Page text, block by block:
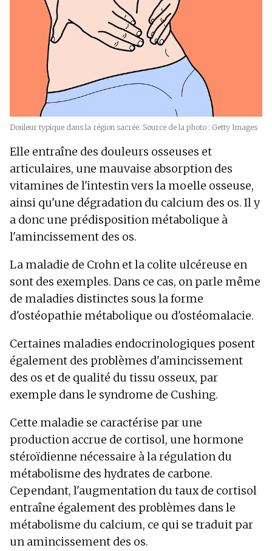
Douleur typique dans la région sacrée. Source de la photo : Getty Images
Elle entraîne des douleurs osseuses et
articulaires, une mauvaise absorption des
vitamines de l'intestin vers la moelle osseuse,
ainsi qu'une dégradation du calcium des os. Il y
a donc une prédisposition métabolique à
l'amincissement des os.
La maladie de Crohn et la colite ulcéreuse en
sont des exemples. Dans ce cas, on parle même
de maladies distinctes sous la forme
d'ostéopathie métabolique ou d'ostéomalacie.
Certaines maladies endocrinologiques posent
également des problèmes d'amincissement
des os et de qualité du tissu osseux, par
exemple dans le syndrome de Cushing.
Cette maladie se caractérise par une
production accrue de cortisol, une hormone
stéroïdienne nécessaire à la régulation du
métabolisme des hydrates de carbone.
Cependant, l'augmentation du taux de cortisol
entraîne également des problèmes dans le
métabolisme du calcium, ce qui se traduit par
un amincissement des os.